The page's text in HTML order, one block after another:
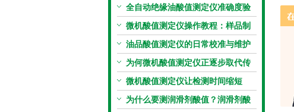
把控，降低设备故障
全自动绝缘油酸值测定仪准确度验
证：标准物质标定步骤
微机酸值测定仪操作教程：样品制
备、参数设置与结果解读
油品酸值测定仪的日常校准与维护
流程
为何微机酸值测定仪正逐步取代传
统手动滴定法？
微机酸值测定仪让检测时间缩短
50%
为什么要测润滑剂酸值？润滑剂酸